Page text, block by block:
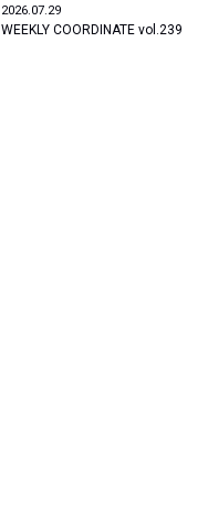
2026.07.29
WEEKLY COORDINATE vol.239